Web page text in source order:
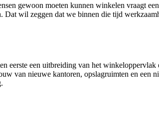
gewoon moeten kunnen winkelen vraagt
wil zeggen dat we binnen die tijd
een uitbreiding van het
van nieuwe kantoren, opslagruimten en een